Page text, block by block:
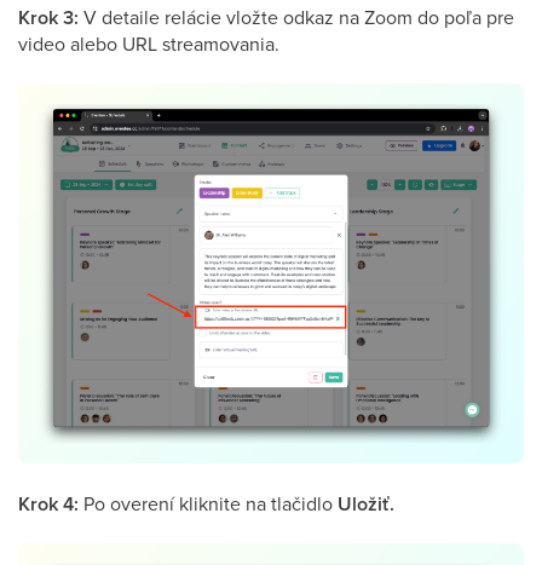
Krok 3: V detaile relácie vložte odkaz na Zoom do poľa pre
video alebo URL streamovania.
Krok 4: Po overení kliknite na tlačidlo Uložiť.